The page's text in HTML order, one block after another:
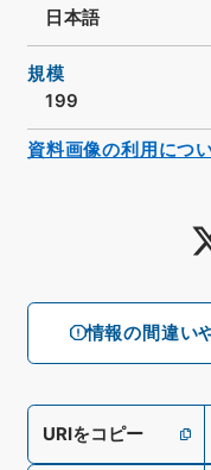
情報の間違い
日本語
規模
199
URIをコピー
資料画像の利用につ